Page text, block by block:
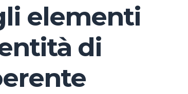
elementi
di